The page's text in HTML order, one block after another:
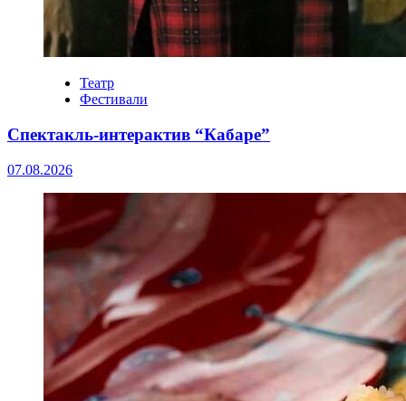
Театр
Фестивали
Спектакль-интерактив “Кабаре”
07.08.2026